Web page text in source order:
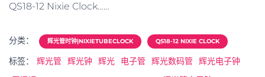
QS18-12 Nixie Clock……
分类： 辉光管时钟|NIXIETUBECLOCK QS18-12 NIXIE CLOCK
标签： 辉光管 辉光钟 辉光 电子管 辉光数码管 辉光电子钟